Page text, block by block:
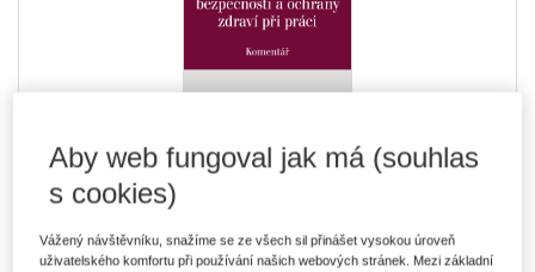
Kniha je dostupná v ASPI
Aby web fungoval jak má (souhlas
s cookies)
Vážený návštěvníku, snažíme se ze všech sil přinášet vysokou úroveň
uživatelského komfortu při používání našich webových stránek. Mezi základní